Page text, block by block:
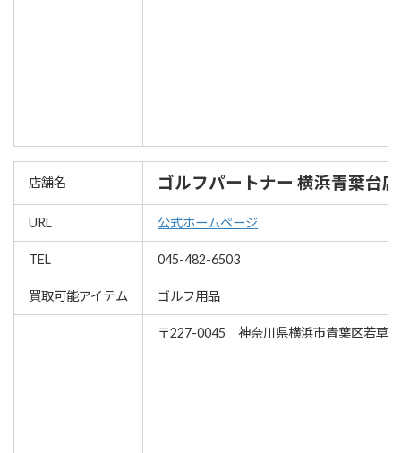
店舗名 ゴルフパートナー 横浜青葉台店
URL 公式ホームページ
TEL 045-482-6503
買取可能アイテム ゴルフ用品
〒227-0045 神奈川県横浜市青葉区若草